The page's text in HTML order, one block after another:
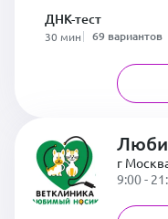
ДНК-тест
30 мин 69 вариантов
г
9:00 -